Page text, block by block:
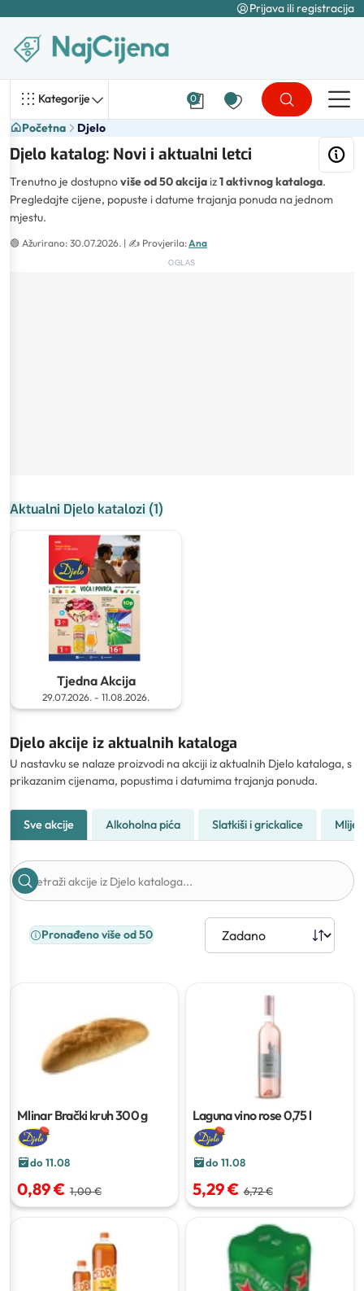
Prijava ili registracija
Kategorije 0
Početna Djelo
Djelo katalog: Novi i aktualni letci
Trenutno je dostupnoviše od 50 akcija iz1 aktivnog kataloga.
Pregledajte cijene, popuste i datume trajanja ponuda na jednom
mjestu.
🟢 Ažurirano: 30.07.2026. | ✍️ Provjerila:Ana
OGLAS
Aktualni Djelo katalozi (1)
Tjedna Akcija
29.07.2026. - 11.08.2026.
Djelo akcije iz aktualnih kataloga
U nastavku se nalaze proizvodi na akciji iz aktualnih Djelo kataloga, s
prikazanim cijenama, popustima i datumima trajanja ponuda.
Sve akcije Alkoholna pića Slatkiši i grickalice
Pronađeno više od 50
Mlinar Brački kruh300 g
do 11.08
0,89 € 1,00 €
Laguna vino rose0,75 l
do 11.08
5,29 € 6,72 €